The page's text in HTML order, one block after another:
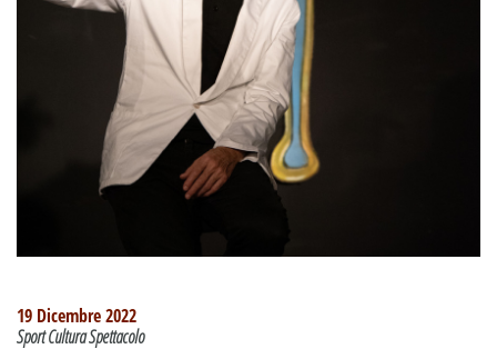
19 Dicembre 2022
Sport Cultura Spettacolo